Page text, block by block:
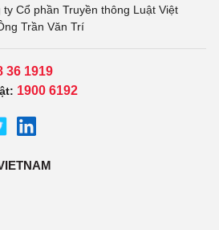
Cổ phần Truyền thông Luật Việt
Trần Văn Trí
36 1919
1900 6192